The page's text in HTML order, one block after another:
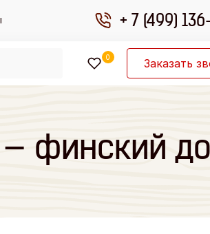
+ 7 (499)
0 Заказать
— финский